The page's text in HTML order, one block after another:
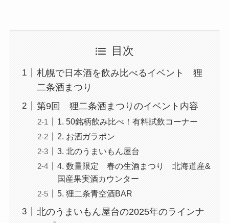
目次
札幌で日本酒を飲み比べるイベント 狸
二条酒まつり
第9回 狸二条酒まつりのイベント内容
1. 50銘柄飲み比べ！有料試飲コーナー
2. お酒ガラポン
3. 北のうまいもん屋台
4. 数量限定 春の生酒まつり 北海道産&
国産果実酒カウンター
5. 狸二条青空酒BAR
北のうまいもん屋台の2025年のラインナ